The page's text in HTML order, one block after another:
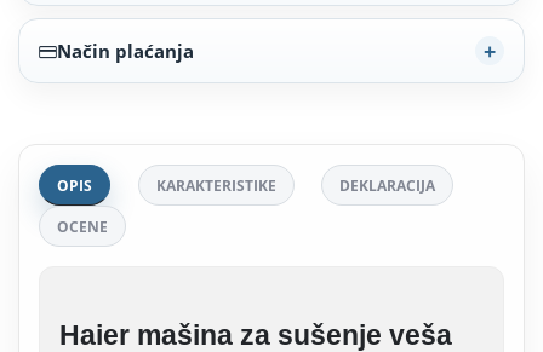
Način plaćanja
OPIS KARAKTERISTIKE DEKLARACIJA
OCENE
Haier mašina za sušenje veša